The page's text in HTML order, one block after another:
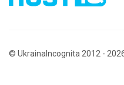
© UkrainaIncognita 2012 -